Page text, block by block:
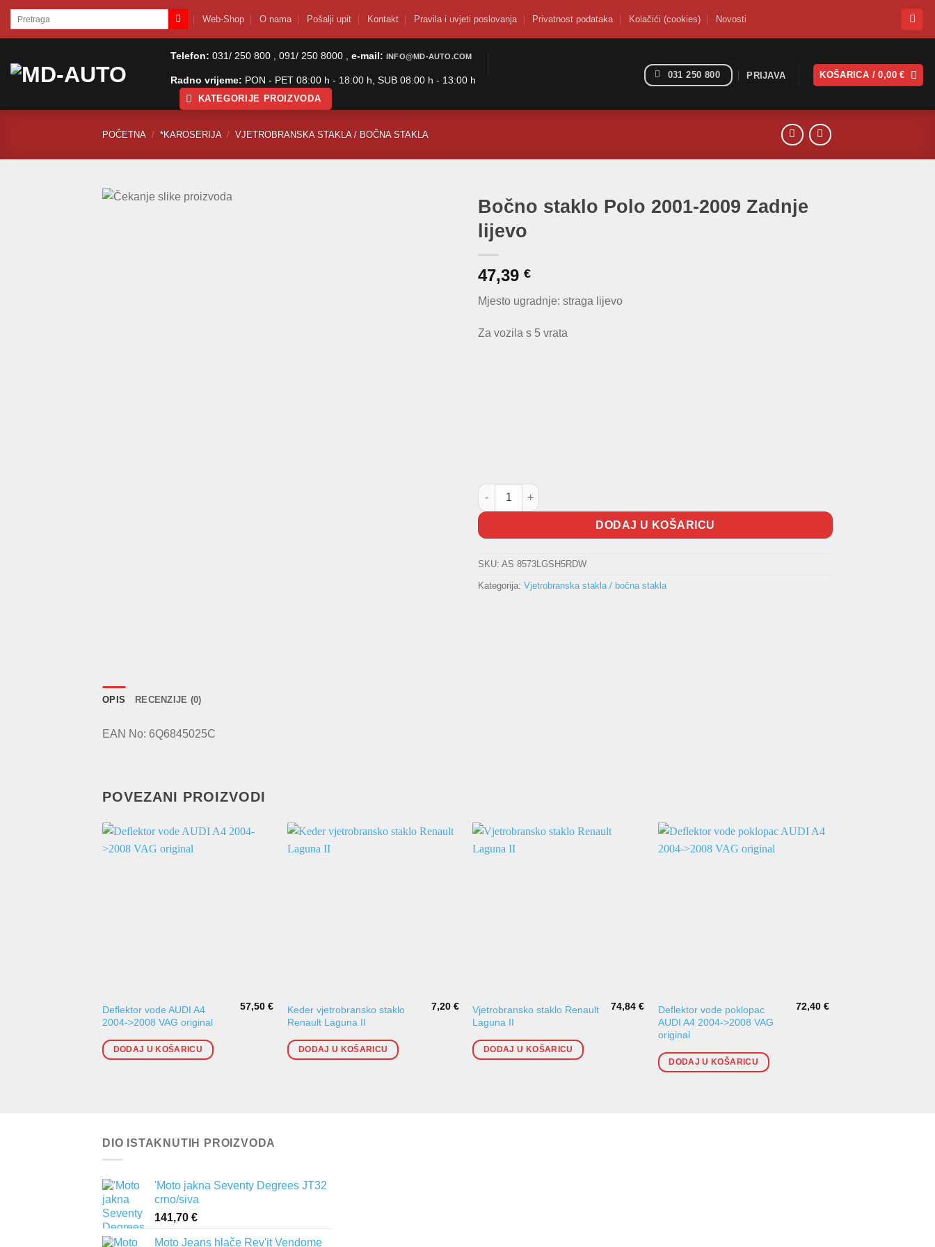
SkipPretraži: Web-Shop O nama Pošalji upit Kontakt Pravila i uvjeti poslovanja Privatnost podataka Kolačići (cookies) Novosti
Telefon: 031/ 250 800 , 091/ 250 8000 , e-mail: INFO@MD-AUTO.COM
Radno vrijeme: PON - PET 08:00 h - 18:00 h, SUB 08:00 h - 13:00 h
KATEGORIJE PROIZVODA
031 250 800 PRIJAVA KOŠARICA /0,00€
POČETNA / *KAROSERIJA / VJETROBRANSKA STAKLA / BOČNA STAKLA
Bočno staklo Polo 2001-2009 Zadnje
lijevo
47,39 €
Mjesto ugradnje: straga lijevo
Za vozila s 5 vrata
Bočno staklo Polo 2001-2009 Zadnje lijevo količina
DODAJ U KOŠARICU
SKU: AS 8573LGSH5RDW
Kategorija: Vjetrobranska stakla / bočna stakla
OPIS RECENZIJE (0)
EAN No: 6Q6845025C
POVEZANI PROIZVODI
Deflektor vode AUDI A4
2004->2008 VAG original
57,50€
DODAJ U KOŠARICU
Keder vjetrobransko staklo
Renault Laguna II
7,20 €
DODAJ U KOŠARICU
Vjetrobransko staklo Renault
Laguna II
74,84 €
DODAJ U KOŠARICU
Deflektor vode poklopac
AUDI A4 2004->2008 VAG
original
72,40€
DODAJ U KOŠARICU
DIO ISTAKNUTIH PROIZVODA
'Moto jakna Seventy Degrees JT32
crno/siva
141,70 €
Moto Jeans hlače Rev'it Vendome